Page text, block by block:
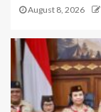
August 8, 2026